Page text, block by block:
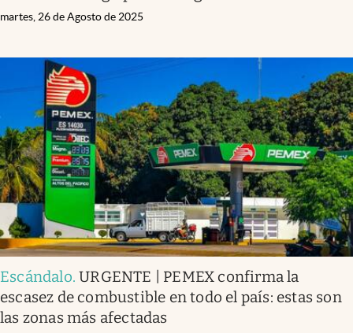
martes, 26 de Agosto de 2025
Escándalo.URGENTE | PEMEX confirma la
escasez de combustible en todo el país: estas son
las zonas más afectadas